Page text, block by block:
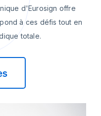
d'Eurosign offre
à ces défis tout en
totale.